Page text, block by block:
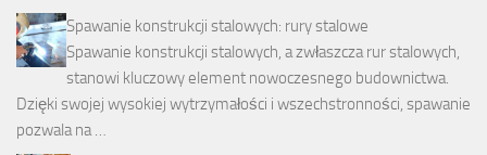
Spawanie konstrukcji stalowych: rury stalowe
Spawanie konstrukcji stalowych, a zwłaszcza rur stalowych,
stanowi kluczowy element nowoczesnego budownictwa.
Dzięki swojej wysokiej wytrzymałości i wszechstronności, spawanie
pozwala na …